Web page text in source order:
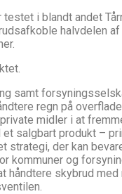
i blandt andet
halvdelen af
samt
regn på
midler i at
et salgbart produkt –
strategi, der kan
kommuner og
håndtere skybrud med